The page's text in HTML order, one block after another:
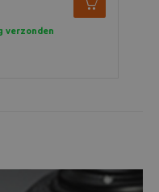
verzonden